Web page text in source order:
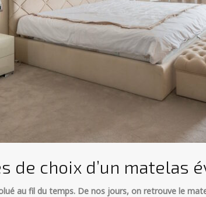
de choix d’un matelas
au fil du temps. De nos jours, on retrouve le